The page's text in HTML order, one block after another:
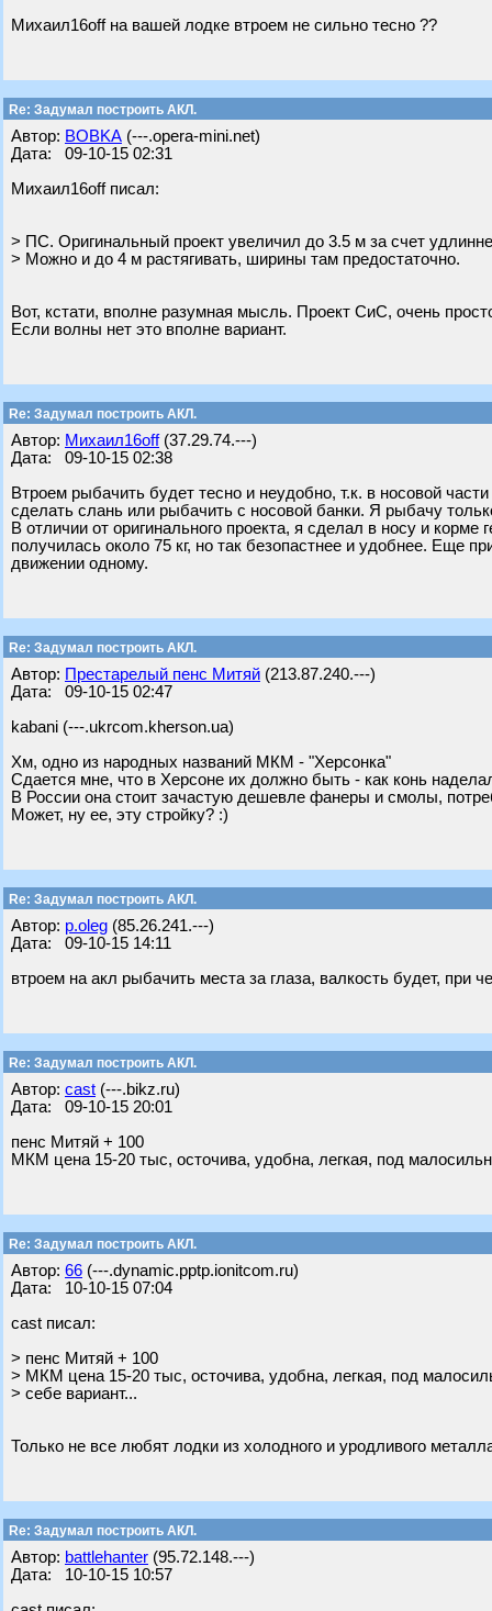
Михаил16off на вашей лодке втроем не сильно тесно ??
Re: Задумал построить АКЛ.
Автор: BOBKA (---.opera-mini.net)
Дата: 09-10-15 02:31
Михаил16off писал:
> ПС. Оригинальный проект увеличил до 3.5 м за счет
> Можно и до 4 м растягивать, ширины там предостаточно.
Вот, кстати, вполне разумная мысль. Проект СиС, очень
Если волны нет это вполне вариант.
Re: Задумал построить АКЛ.
Автор: Михаил16off(37.29.74.---)
Дата: 09-10-15 02:38
Втроем рыбачить будет тесно и неудобно, т.к. в носовой
сделать слань или рыбачить с носовой банки. Я рыбачу
В отличии от оригинального проекта, я сделал в носу и
получилась около 75 кг, но так безопастнее и удобнее. Еще
движении одному.
Re: Задумал построить АКЛ.
Автор: Престарелый пенс Митяй (213.87.240.---)
Дата: 09-10-15 02:47
kabani (---.ukrcom.kherson.ua)
Хм, одно из народных названий МКМ - "Херсонка"
Сдается мне, что в Херсоне их должно быть - как конь
В России она стоит зачастую дешевле фанеры и смолы,
Может, ну ее, эту стройку? :)
Re: Задумал построить АКЛ.
Автор: p.oleg (85.26.241.---)
Дата: 09-10-15 14:11
втроем на акл рыбачить места за глаза, валкость будет, при
Re: Задумал построить АКЛ.
Автор: cast (---.bikz.ru)
Дата: 09-10-15 20:01
пенс Митяй + 100
МКМ цена 15-20 тыс, осточива, удобна, легкая, под
Re: Задумал построить АКЛ.
Автор: 66 (---.dynamic.pptp.ionitcom.ru)
Дата: 10-10-15 07:04
cast писал:
> пенс Митяй + 100
> МКМ цена 15-20 тыс, осточива, удобна, легкая, под
> себе вариант...
Только не все любят лодки из холодного и уродливого
Re: Задумал построить АКЛ.
Автор: battlehanter (95.72.148.---)
Дата: 10-10-15 10:57